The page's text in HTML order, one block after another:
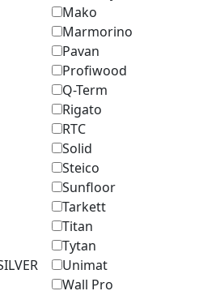
Mako
Marmоrino
Pavan
Profiwood
Q-Term
Rigato
RTC
Solid
Steico
Sunfloor
Tarkett
Titan
Tytan
Unimat
Wall Pro